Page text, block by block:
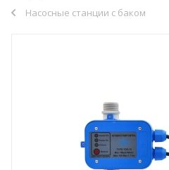
Насосные станции с баком